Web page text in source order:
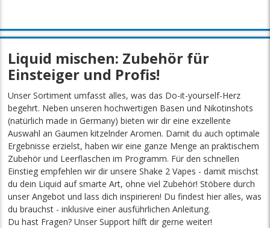
Liquid mischen: Zubehör für
Einsteiger und Profis!
Unser Sortiment umfasst alles, was das Do-it-yourself-Herz
begehrt. Neben unseren hochwertigen Basen und Nikotinshots
(natürlich made in Germany) bieten wir dir eine exzellente
Auswahl an Gaumen kitzelnder Aromen. Damit du auch optimale
Ergebnisse erzielst, haben wir eine ganze Menge an praktischem
Zubehör und Leerflaschen im Programm. Für den schnellen
Einstieg empfehlen wir dir unsere Shake 2 Vapes - damit mischst
du dein Liquid auf smarte Art, ohne viel Zubehör! Stöbere durch
unser Angebot und lass dich inspirieren! Du findest hier alles, was
du brauchst - inklusive einer ausführlichen Anleitung.
Du hast Fragen? Unser Support hilft dir gerne weiter!